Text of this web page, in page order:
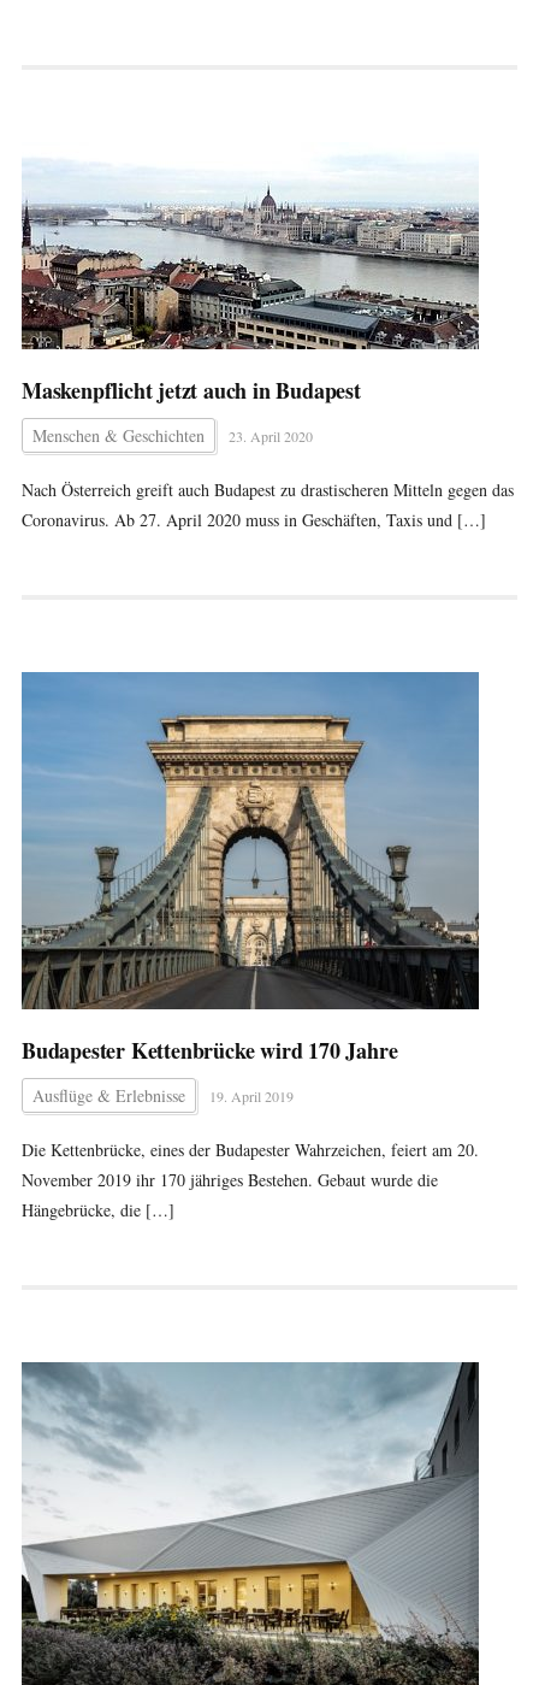
Maskenpflicht jetzt auch in Budapest
Menschen & Geschichten 23. April 2020
Nach Österreich greift auch Budapest zu drastischeren Mitteln gegen das
Coronavirus. Ab 27. April 2020 muss in Geschäften, Taxis und […]
Budapester Kettenbrücke wird 170 Jahre
Ausflüge & Erlebnisse 19. April 2019
Die Kettenbrücke, eines der Budapester Wahrzeichen, feiert am 20.
November 2019 ihr 170 jähriges Bestehen. Gebaut wurde die
Hängebrücke, die […]